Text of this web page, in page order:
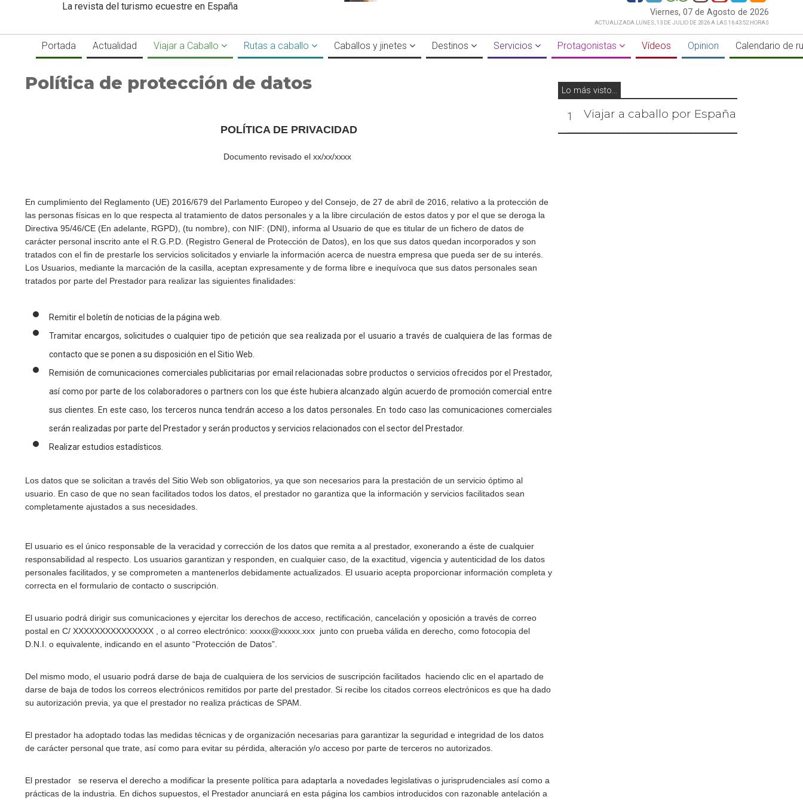
La revista del turismo ecuestre en España
Viernes, 07 de Agosto de 2026
ACTUALIZADA LUNES, 13 DE JULIO DE 2026 A LAS 16:43:52 HORAS
Portada Actualidad Viajar a Caballo Rutas a caballo Caballos y jinetes Destinos Servicios Protagonistas Vídeos Opinion Calendario de
Política de protección de datos
POLÍTICA DE PRIVACIDAD
Documento revisado el xx/xx/xxxx
En cumplimiento del Reglamento (UE) 2016/679 del Parlamento Europeo y del Consejo, de 27 de abril de 2016, relativo a la protección de
las personas físicas en lo que respecta al tratamiento de datos personales y a la libre circulación de estos datos y por el que se deroga la
Directiva 95/46/CE (En adelante, RGPD), (tu nombre), con NIF: (DNI), informa al Usuario de que es titular de un fichero de datos de
carácter personal inscrito ante el R.G.P.D. (Registro General de Protección de Datos), en los que sus datos quedan incorporados y son
tratados con el fin de prestarle los servicios solicitados y enviarle la información acerca de nuestra empresa que pueda ser de su interés.
Los Usuarios, mediante la marcación de la casilla, aceptan expresamente y de forma libre e inequívoca que sus datos personales sean
tratados por parte del Prestador para realizar las siguientes finalidades:
Remitir el boletín de noticias de la página web.
Tramitar encargos, solicitudes o cualquier tipo de petición que sea realizada por el usuario a través de cualquiera de las formas de
contacto que se ponen a su disposición en el Sitio Web.
Remisión de comunicaciones comerciales publicitarias por email relacionadas sobre productos o servicios ofrecidos por el Prestador,
así como por parte de los colaboradores o partners con los que éste hubiera alcanzado algún acuerdo de promoción comercial entre
sus clientes. En este caso, los terceros nunca tendrán acceso a los datos personales. En todo caso las comunicaciones comerciales
serán realizadas por parte del Prestador y serán productos y servicios relacionados con el sector del Prestador.
Realizar estudios estadísticos.
Los datos que se solicitan a través del Sitio Web son obligatorios, ya que son necesarios para la prestación de un servicio óptimo al
usuario. En caso de que no sean facilitados todos los datos, el prestador no garantiza que la información y servicios facilitados sean
completamente ajustados a sus necesidades.
El usuario es el único responsable de la veracidad y corrección de los datos que remita a al prestador, exonerando a éste de cualquier
responsabilidad al respecto. Los usuarios garantizan y responden, en cualquier caso, de la exactitud, vigencia y autenticidad de los datos
personales facilitados, y se comprometen a mantenerlos debidamente actualizados. El usuario acepta proporcionar información completa y
correcta en el formulario de contacto o suscripción.
El usuario podrá dirigir sus comunicaciones y ejercitar los derechos de acceso, rectificación, cancelación y oposición a través de correo
postal en C/ XXXXXXXXXXXXXXX , o al correo electrónico: xxxxx@xxxxx.xxx junto con prueba válida en derecho, como fotocopia del
D.N.I. o equivalente, indicando en el asunto “Protección de Datos”.
Del mismo modo, el usuario podrá darse de baja de cualquiera de los servicios de suscripción facilitados haciendo clic en el apartado de
darse de baja de todos los correos electrónicos remitidos por parte del prestador. Si recibe los citados correos electrónicos es que ha dado
su autorización previa, ya que el prestador no realiza prácticas de SPAM.
El prestador ha adoptado todas las medidas técnicas y de organización necesarias para garantizar la seguridad e integridad de los datos
de carácter personal que trate, así como para evitar su pérdida, alteración y/o acceso por parte de terceros no autorizados.
El prestador se reserva el derecho a modificar la presente política para adaptarla a novedades legislativas o jurisprudenciales así como a
prácticas de la industria. En dichos supuestos, el Prestador anunciará en esta página los cambios introducidos con razonable antelación a
Lo más visto...
1 Viajar a caballo por España